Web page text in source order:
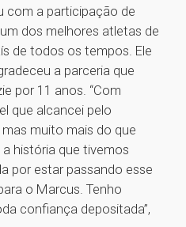
com a participação de
dos melhores atletas de
de todos os tempos. Ele
a parceria que
por 11 anos. “Com
que alcancei pelo
muito mais do que
história que tivemos
por estar passando esse
o Marcus. Tenho
confiança depositada”,